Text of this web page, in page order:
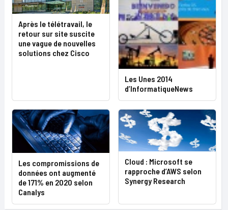
Après le télétravail, le
retour sur site suscite
une vague de nouvelles
solutions chez Cisco
Les Unes 2014
d’InformatiqueNews
Les compromissions de
données ont augmenté
de 171% en 2020 selon
Canalys
Cloud : Microsoft se
rapproche d’AWS selon
Synergy Research